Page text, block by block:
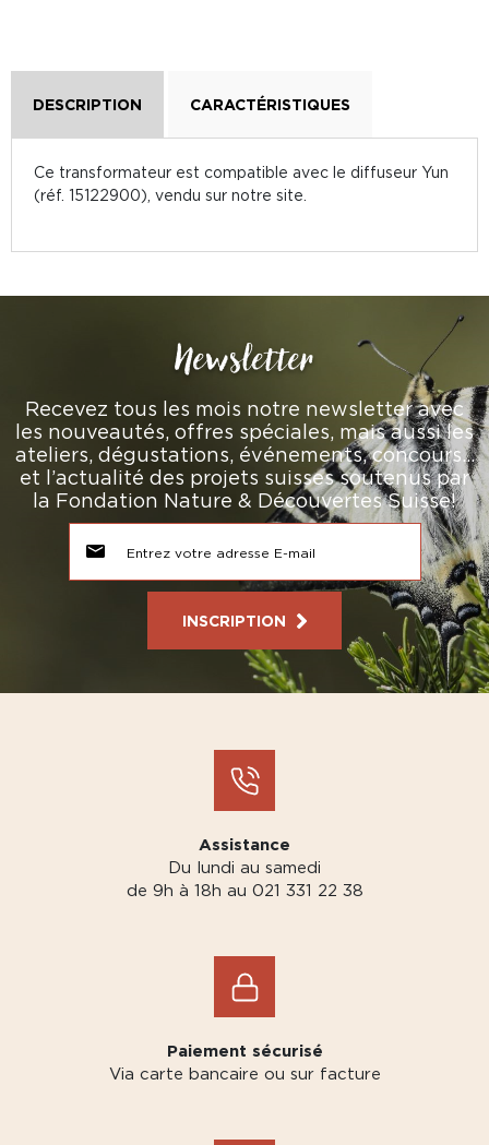
DESCRIPTION CARACTÉRISTIQUES
Ce transformateur est compatible avec le diffuseur Yun
(réf. 15122900), vendu sur notre site.
Newsletter
Recevez tous les mois notre newsletter avec
les nouveautés, offres spéciales, mais aussi les
ateliers, dégustations, événements, concours…
et l’actualité des projets suisses soutenus par
la Fondation Nature & Découvertes Suisse!
INSCRIPTION
Assistance
Du lundi au samedi
de 9h à 18h au 021 331 22 38
Paiement sécurisé
Via carte bancaire ou sur facture